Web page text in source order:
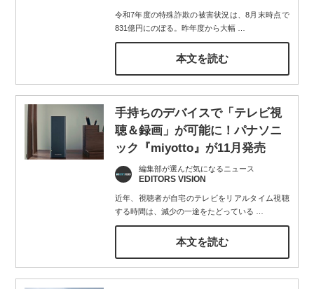
令和7年度の特殊詐欺の被害状況は、8月末時点で
831億円にのぼる。昨年度から大幅…
本文を読む
手持ちのデバイスで「テレビ視
聴＆録画」が可能に！パナソニ
ック『miyotto』が11月発売
編集部が選んだ気になるニュース
EDITORS VISION
近年、視聴者が自宅のテレビをリアルタイム視聴
する時間は、減少の一途をたどっている
本文を読む